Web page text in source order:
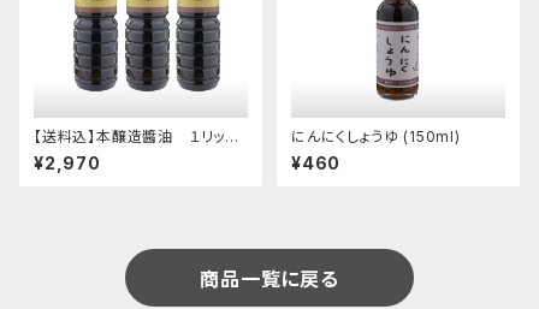
【送料込】本醸造醬油 １リット
ルパックが３本
¥2,970
にんにくしょうゆ (150ml)
¥460
商品一覧に戻る